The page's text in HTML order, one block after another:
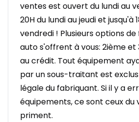
ventes est ouvert du lundi au
20H du lundi au jeudi et jusqu'à
vendredi ! Plusieurs options
auto s'offrent à vous: 2ième
au crédit. Tout équipement
par un sous-traitant est
légale du fabriquant. Si il y a
équipements, ce sont ceux du
priment.